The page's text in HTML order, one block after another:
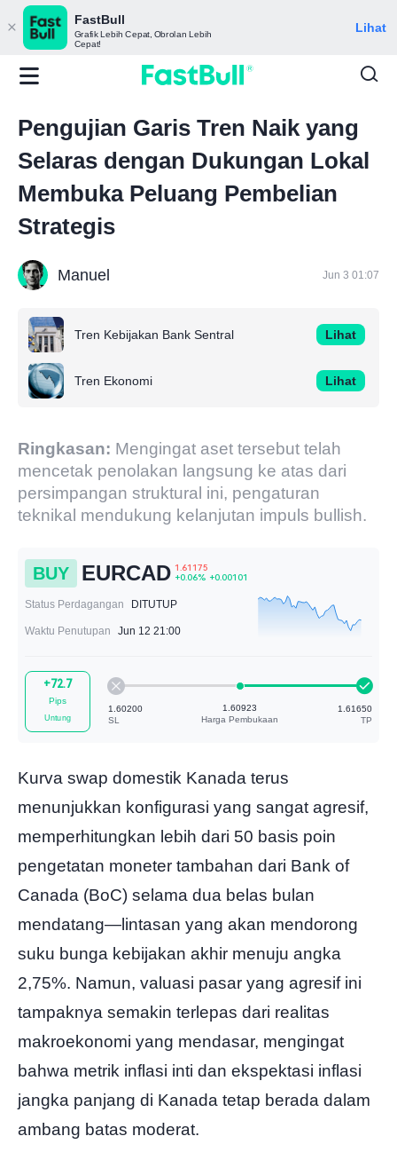
FastBull
Grafik Lebih Cepat, Obrolan Lebih
Cepat!
Lihat
Pengujian Garis Tren Naik yang
Selaras dengan Dukungan Lokal
Membuka Peluang Pembelian
Strategis
Manuel Jun 3 01:07
Tren Kebijakan Bank Sentral Lihat
Tren Ekonomi Lihat
Ringkasan: Mengingat aset tersebut telah
mencetak penolakan langsung ke atas dari
persimpangan struktural ini, pengaturan
teknikal mendukung kelanjutan impuls bullish.
BUY EURCAD
1.61175
+0.06%
Status Perdagangan DITUTUP
Waktu Penutupan Jun 12 21:00
+72.7
Pips
Untung
SL
1.60923
Harga Pembukaan
Kurva swap domestik Kanada terus
menunjukkan konfigurasi yang sangat agresif,
memperhitungkan lebih dari 50 basis poin
pengetatan moneter tambahan dari Bank of
Canada (BoC) selama dua belas bulan
mendatang—lintasan yang akan mendorong
suku bunga kebijakan akhir menuju angka
2,75%. Namun, valuasi pasar yang agresif ini
tampaknya semakin terlepas dari realitas
makroekonomi yang mendasar, mengingat
bahwa metrik inflasi inti dan ekspektasi inflasi
jangka panjang di Kanada tetap berada dalam
ambang batas moderat.